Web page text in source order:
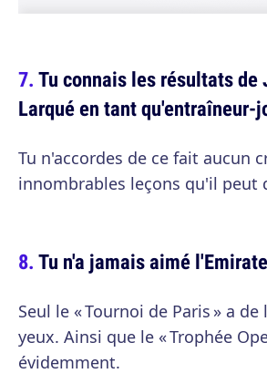
Tu connais les résultats de
Larqué en tant qu'entraîneur-
Tu n'accordes de ce fait aucun
innombrables leçons qu'il peut
Tu n'a jamais aimé
Seul le « Tournoi de Paris » a
yeux. Ainsi que le « Trophée
évidemment.